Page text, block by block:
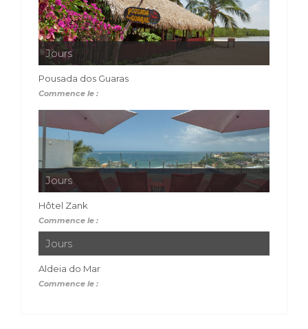
Jours
Pousada dos Guaras
Commence le :
Jours
Hôtel Zank
Commence le :
Jours
Aldeia do Mar
Commence le :